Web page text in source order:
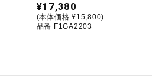
¥17,380
(本体価格 ¥15,800)
品番 F1GA2203